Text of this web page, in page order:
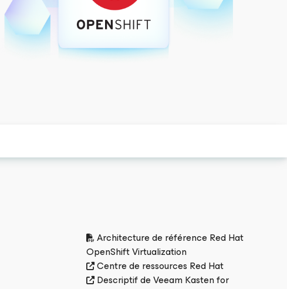
Architecture de référence Red Hat
OpenShift Virtualization
Centre de ressources Red Hat
Descriptif de Veeam Kasten for